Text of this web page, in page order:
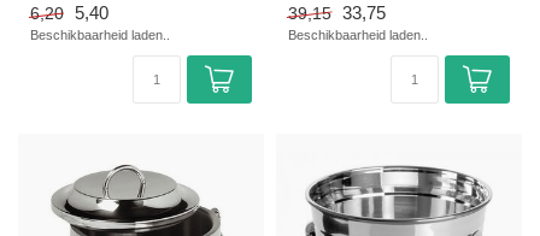
Ove...
6,20 5,40
Beschikbaarheid laden..
39,15 33,75
Beschikbaarheid laden..